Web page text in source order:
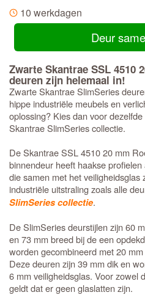
10 werkdagen
Deur
Zwarte Skantrae SSL 4510
deuren zijn helemaal in!
Zwarte Skantrae SlimSeries
hippe industriële meubels en
oplossing? Kies dan voor
Skantrae SlimSeries collectie.
De Skantrae SSL 4510 20 mm
binnendeur heeft haakse
die samen met het
industriële uitstraling zoals alle
SlimSeries collectie.
De SlimSeries deurstijlen zijn 60
en 73 mm breed bij de een
worden gecombineerd met 20
Deze deuren zijn 39 mm dik en
6 mm veiligheidsglas. Voor zowel
geldt dat er geen glaslatten zijn.